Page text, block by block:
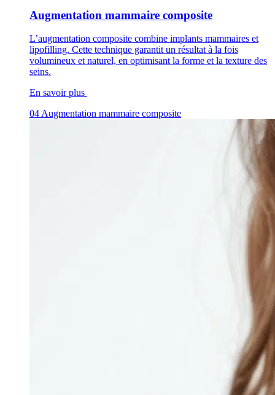
Augmentation mammaire composite
L’augmentation composite combine implants mammaires et
lipofilling. Cette technique garantit un résultat à la fois
volumineux et naturel, en optimisant la forme et la texture des
seins.
En savoir plus
04Augmentation mammaire composite